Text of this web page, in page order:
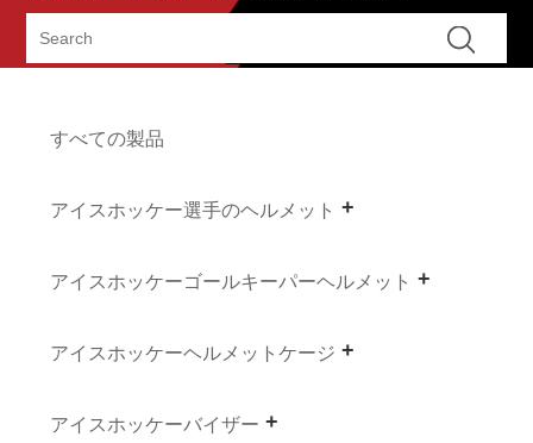
すべての製品
アイスホッケー選手のヘルメット
アイスホッケーゴールキーパーヘルメット
アイスホッケーヘルメットケージ
アイスホッケーバイザー